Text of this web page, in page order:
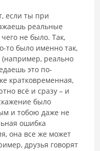
если ты при
реальные
не было. Так,
то было именно так,
(например, реально
это по-
кратковременная,
всё и сразу – и
было
и тобою даже не
ошибка
она все же может
друзья говорят